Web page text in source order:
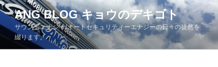
コ
ン
テ
ツ
ANG BLOG キョウのデキゴト
サウンドエナジー/オートセキュリティーエナジーの日々の徒然を
綴ります。